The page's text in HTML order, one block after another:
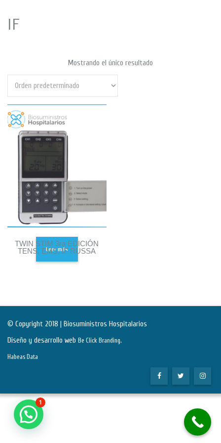
IF
Mostrando el único resultado
TWIN STIM 3ra EDICIÓN
TENS, EMS, IF RUSSA
Leer más
© Copyright 2018 | Biosuministros Hospitalarios
Diseño y desarrollo web Be Click Branding.
Habeas Data
1